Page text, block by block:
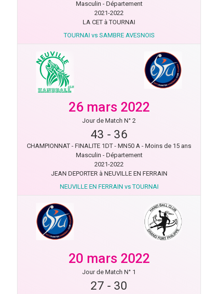
Masculin - Département
2021-2022
LA CET à TOURNAI
TOURNAI vs SAMBRE AVESNOIS
26 mars 2022
Jour de Match N° 2
43 - 36
CHAMPIONNAT - FINALITE 1DT - MN50 A - Moins de 15 ans
Masculin - Département
2021-2022
JEAN DEPORTER à NEUVILLE EN FERRAIN
NEUVILLE EN FERRAIN vs TOURNAI
20 mars 2022
Jour de Match N° 1
27 - 30